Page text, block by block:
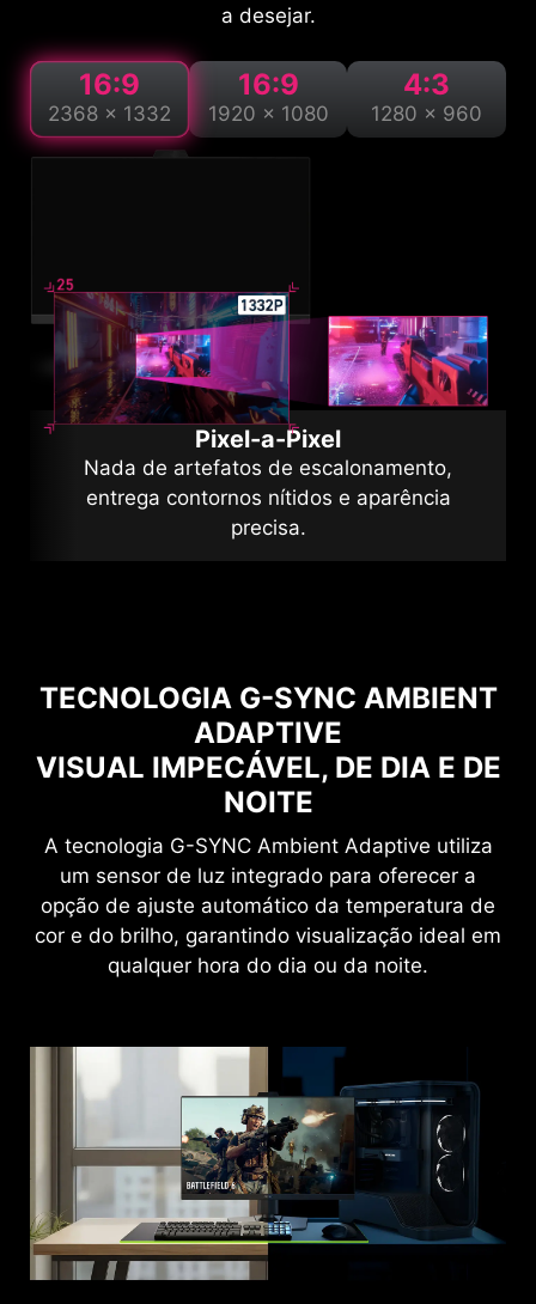
a desejar.
16:9
2368 x 1332
16:9
1920 x 1080
4:3
1280 x 960
Pixel-a-Pixel
Nada de artefatos de escalonamento,
entrega contornos nítidos e aparência
precisa.
TECNOLOGIA G-SYNC AMBIENT
ADAPTIVE
VISUAL IMPECÁVEL, DE DIA E DE
NOITE
A tecnologia G-SYNC Ambient Adaptive utiliza
um sensor de luz integrado para oferecer a
opção de ajuste automático da temperatura de
cor e do brilho, garantindo visualização ideal em
qualquer hora do dia ou da noite.